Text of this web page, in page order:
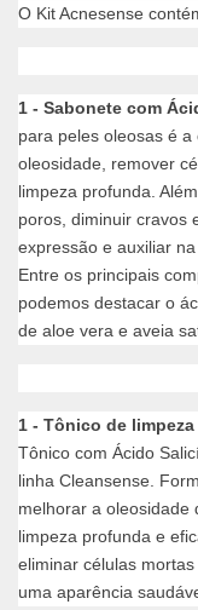
O Kit Acnesense
1 - Sabonete com
para peles oleosas é
oleosidade, remover
limpeza profunda.
poros, diminuir cravos
expressão e auxiliar
Entre os principais
podemos destacar o
de aloe vera e aveia
1 - Tônico de
Tônico com Ácido
linha Cleansense.
melhorar a oleosidade
limpeza profunda e
eliminar células
uma aparência